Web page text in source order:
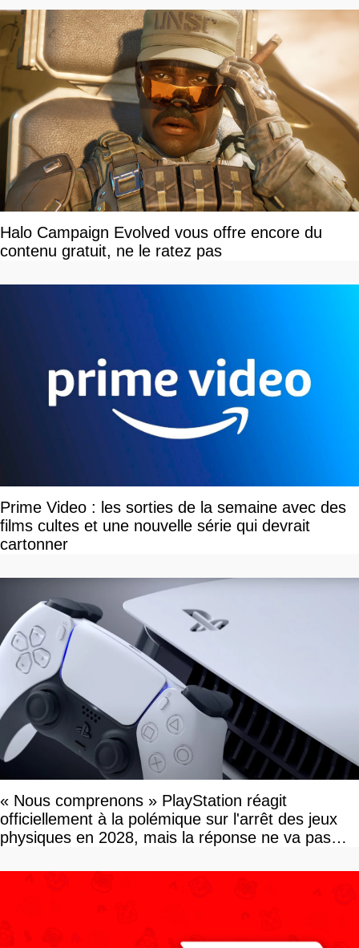
Halo Campaign Evolved vous offre encore du
contenu gratuit, ne le ratez pas
Prime Video : les sorties de la semaine avec des
films cultes et une nouvelle série qui devrait
cartonner
« Nous comprenons » PlayStation réagit
officiellement à la polémique sur l'arrêt des jeux
physiques en 2028, mais la réponse ne va pas